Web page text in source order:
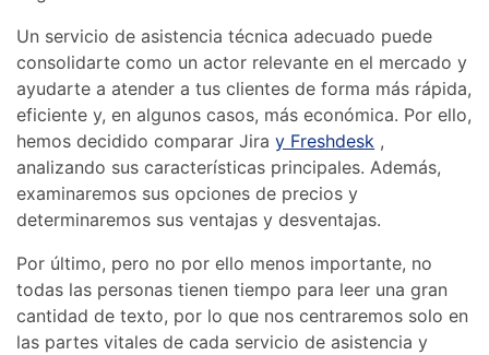
Un servicio de asistencia técnica adecuado puede
consolidarte como un actor relevante en el mercado y
ayudarte a atender a tus clientes de forma más rápida,
eficiente y, en algunos casos, más económica. Por ello,
hemos decidido comparar Jiray Freshdesk ,
analizando sus características principales. Además,
examinaremos sus opciones de precios y
determinaremos sus ventajas y desventajas.
Por último, pero no por ello menos importante, no
todas las personas tienen tiempo para leer una gran
cantidad de texto, por lo que nos centraremos solo en
las partes vitales de cada servicio de asistencia y